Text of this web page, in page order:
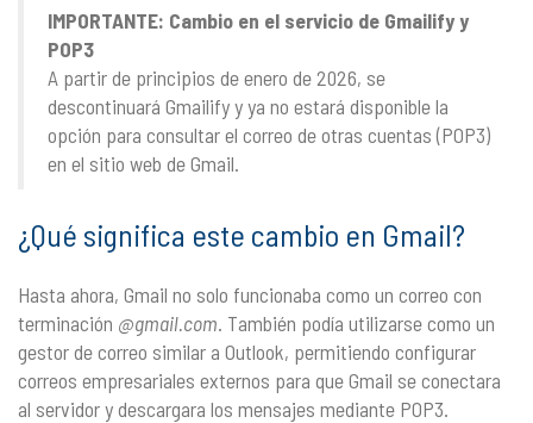
IMPORTANTE: Cambio en el servicio de Gmailify y
POP3
A partir de principios de enero de 2026, se
descontinuará Gmailify y ya no estará disponible la
opción para consultar el correo de otras cuentas (POP3)
en el sitio web de Gmail.
¿Qué significa este cambio en Gmail?
Hasta ahora, Gmail no solo funcionaba como un correo con
terminación @gmail.com. También podía utilizarse como un
gestor de correo similar a Outlook, permitiendo configurar
correos empresariales externos para que Gmail se conectara
al servidor y descargara los mensajes mediante POP3.